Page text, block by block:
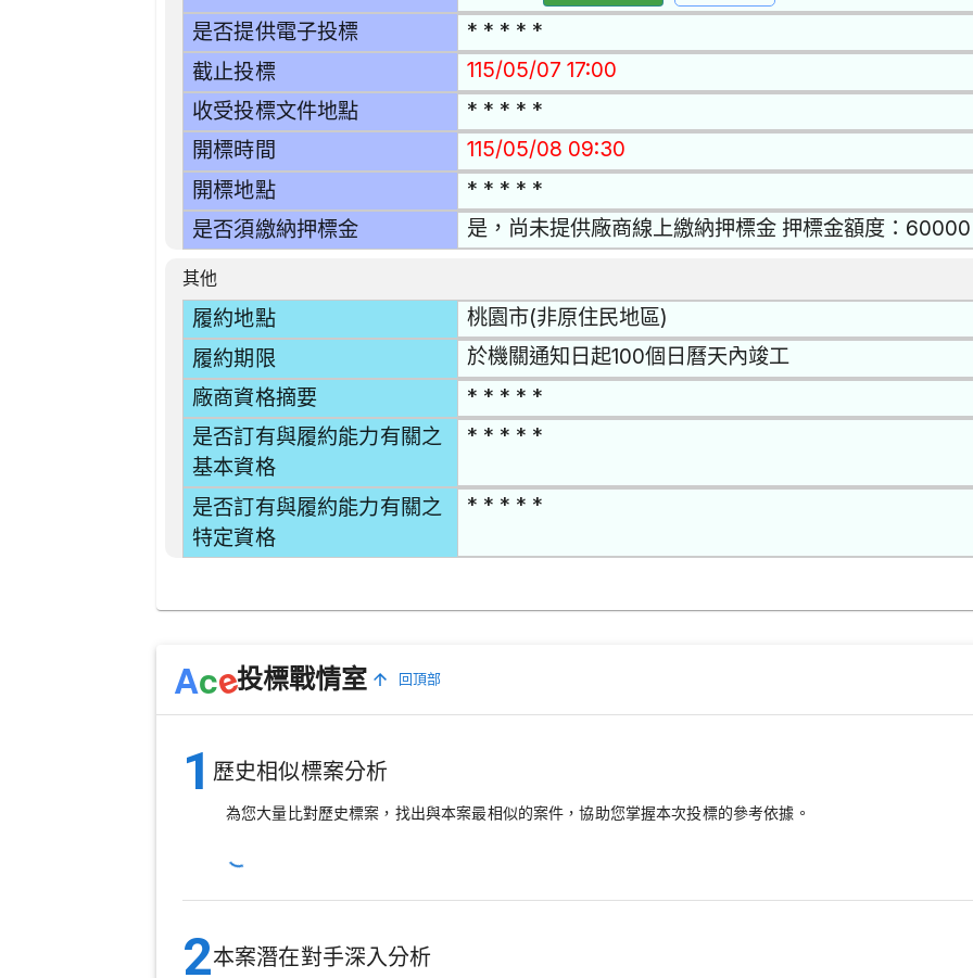
是否提供電子投標 * * * * *
截止投標 115/05/07 17:00
收受投標文件地點 * * * * *
開標時間 115/05/08 09:30
開標地點 * * * * *
是否須繳納押標金 是，尚未提供廠商線上繳納押標金 押標金額度：60000
其他
履約地點 桃園市(非原住民地區)
履約期限 於機關通知日起100個日曆天內竣工
廠商資格摘要 * * * * *
是否訂有與履約能力有關之
基本資格
* * * * *
是否訂有與履約能力有關之
特定資格
* * * * *
Ace投標戰情室 回頂部
1 歷史相似標案分析
為您大量比對歷史標案，找出與本案最相似的案件，協助您掌握本次投標的參考依據。
2本案潛在對手深入分析